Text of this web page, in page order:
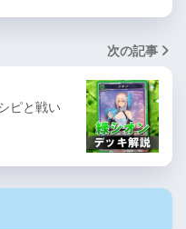
次の記事
ピと戦い